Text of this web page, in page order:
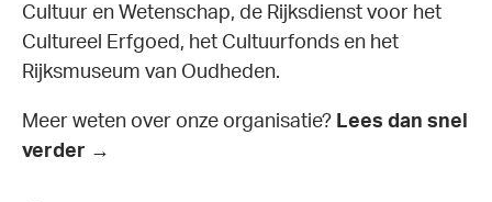
Cultuur en Wetenschap, de Rijksdienst voor het
Cultureel Erfgoed, het Cultuurfonds en het
Rijksmuseum van Oudheden.
Meer weten over onze organisatie? Lees dan snel
verder →